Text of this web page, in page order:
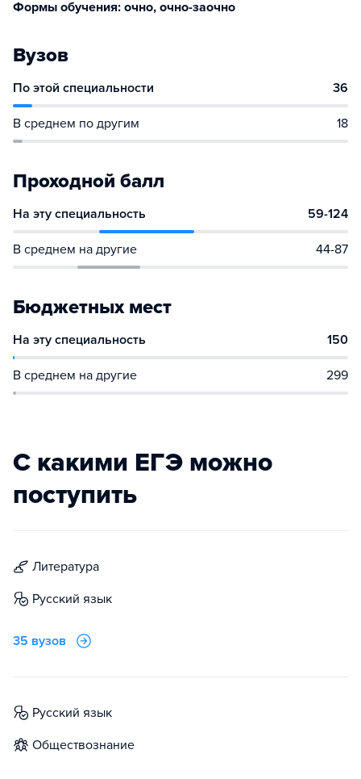
Формы обучения: очно, очно-заочно
Вузов
По этой специальности 36
В среднем по другим 18
Проходной балл
На эту специальность 59-124
В среднем на другие 44-87
Бюджетных мест
На эту специальность 150
В среднем на другие 299
С какими ЕГЭ можно
поступить
литература
русский язык
35 вузов
русский язык
обществознание